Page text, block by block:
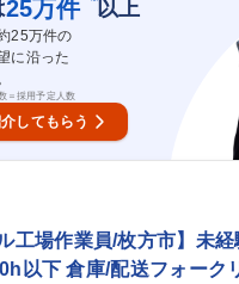
クを使用したスクラップ切断、溶
使用した荷下ろし、積込作業 募集職種 【
～10t車)/尼崎】経験者向け/年休
25万件 以上
25万件の
に沿った
＝採用予定人数
してもらう
工場作業員/枚方市】未
以下 倉庫/配送フォーク